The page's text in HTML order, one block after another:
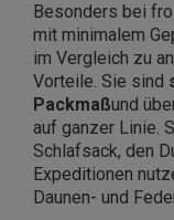
Besonders bei
mit minimalem
im Vergleich zu
Vorteile. Sie sind
Packmaßund
auf ganzer Linie.
Schlafsack, den
Expeditionen
Daunen- und